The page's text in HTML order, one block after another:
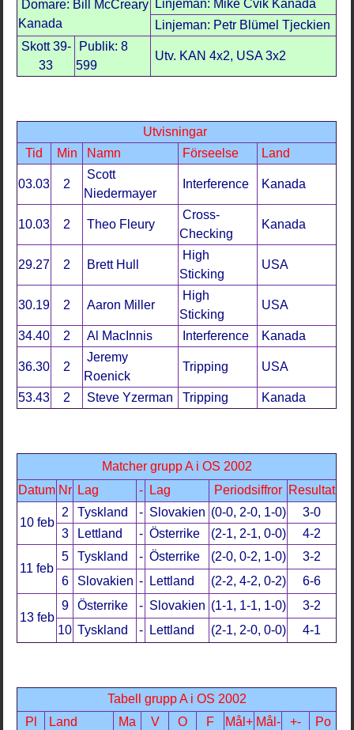
Domare: Bill McCreary
Kanada
Linjeman: Mike Cvik Kanada
Linjeman: Petr Blümel Tjeckien
Skott 39-
33
Publik: 8
599
Utv. KAN 4x2, USA 3x2
Utvisningar
Tid
Min Namn Förseelse Land
03.03 2
Scott
Niedermayer
Interference Kanada
10.03 2 Theo Fleury
Cross-
Checking
Kanada
29.27 2 Brett Hull
High
Sticking
USA
30.19 2 Aaron Miller
High
Sticking
USA
34.40 2 Al MacInnis Interference Kanada
36.30 2
Jeremy
Roenick
Tripping USA
53.43 2 Steve Yzerman Tripping Kanada
Matcher grupp A i OS 2002
Datum Nr Lag - Lag Periodsiffror Resultat
10 feb
2 Tyskland - Slovakien (0-0, 2-0, 1-0)
3-0
3
Lettland - Österrike (2-1, 2-1, 0-0) 4-2
11 feb
5 Tyskland - Österrike (2-0, 0-2, 1-0)
3-2
6
Slovakien - Lettland (2-2, 4-2, 0-2) 6-6
13 feb
9 Österrike - Slovakien (1-1, 1-1, 1-0)
3-2
10 Tyskland - Lettland (2-1, 2-0, 0-0) 4-1
Tabell grupp A i OS 2002
Pl
Land Ma V O F Mål+ Mål- +-
Po